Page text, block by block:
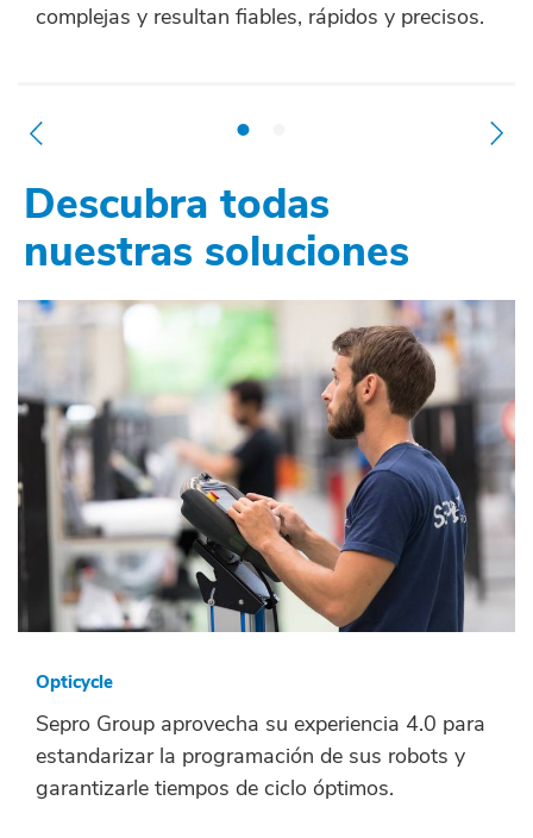
complejas y resultan fiables, rápidos y precisos.
Descubra todas
nuestras soluciones
Opticycle
Sepro Group aprovecha su experiencia 4.0 para
estandarizar la programación de sus robots y
garantizarle tiempos de ciclo óptimos.